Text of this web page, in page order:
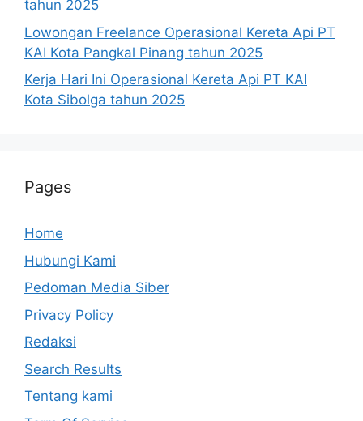
tahun 2025
Lowongan Freelance Operasional Kereta Api PT
KAI Kota Pangkal Pinang tahun 2025
Kerja Hari Ini Operasional Kereta Api PT KAI
Kota Sibolga tahun 2025
Pages
Home
Hubungi Kami
Pedoman Media Siber
Privacy Policy
Redaksi
Search Results
Tentang kami